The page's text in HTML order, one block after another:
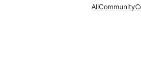
AllCommunity